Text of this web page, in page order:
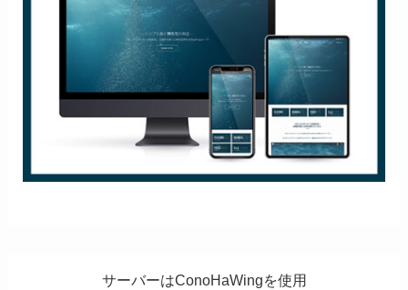
サーバーはConoHaWingを使用